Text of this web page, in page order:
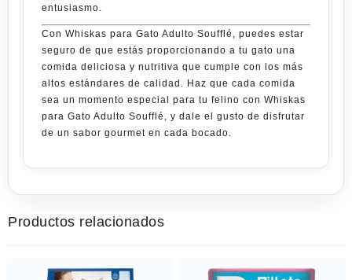
entusiasmo.
Con Whiskas para Gato Adulto Soufflé
, puedes estar
seguro de que estás proporcionando a tu gato una
comida deliciosa y nutritiva que cumple con los más
altos estándares de calidad. Haz que cada comida
sea un momento especial para tu felino con Whiskas
para Gato Adulto Soufflé
, y dale el gusto de disfrutar
de un sabor gourmet en cada bocado.
Productos relacionados